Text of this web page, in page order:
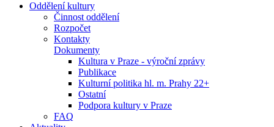
Oddělení kultury
Činnost oddělení
Rozpočet
Kontakty
Dokumenty
Kultura v Praze - výroční zprávy
Publikace
Kulturní politika hl. m. Prahy 22+
Ostatní
Podpora kultury v Praze
FAQ